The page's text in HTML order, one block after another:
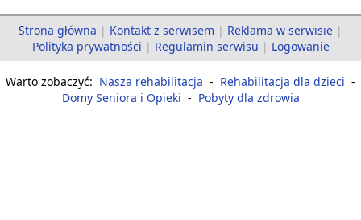
Strona główna | Kontakt z serwisem | Reklama w serwisie |
Polityka prywatności | Regulamin serwisu | Logowanie
Warto zobaczyć: Nasza rehabilitacja - Rehabilitacja dla dzieci -
Domy Seniora i Opieki - Pobyty dla zdrowia